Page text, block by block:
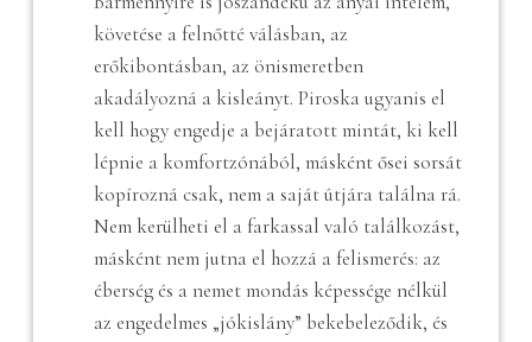
követése a felnőtté válásban, az
erőkibontásban, az önismeretben
akadályozná a kisleányt. Piroska ugyanis el
kell hogy engedje a bejáratott mintát, ki kell
lépnie a komfortzónából, másként ősei sorsát
kopírozná csak, nem a saját útjára találna rá.
Nem kerülheti el a farkassal való találkozást,
másként nem jutna el hozzá a felismerés: az
éberség és a nemet mondás képessége nélkül
az engedelmes „jókislány” bekebeleződik, és